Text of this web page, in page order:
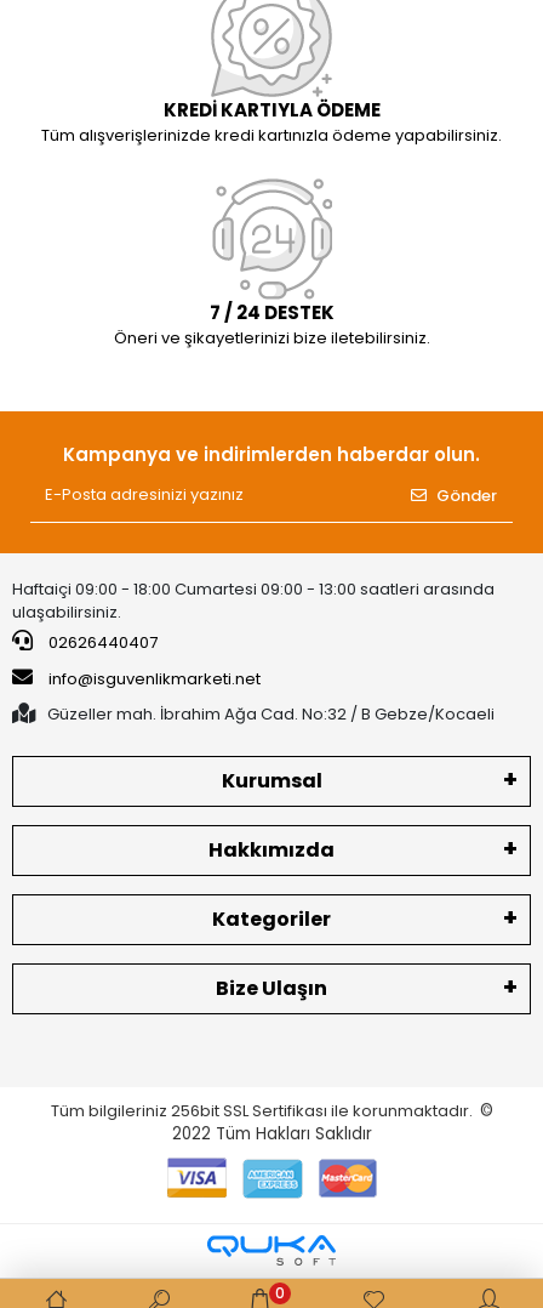
KREDİ KARTIYLA ÖDEME
Tüm alışverişlerinizde kredi kartınızla ödeme yapabilirsiniz.
7 / 24 DESTEK
Öneri ve şikayetlerinizi bize iletebilirsiniz.
Kampanya ve indirimlerden haberdar olun.
Gönder
Haftaiçi 09:00 - 18:00 Cumartesi 09:00 - 13:00 saatleri arasında
ulaşabilirsiniz.
02626440407
info@isguvenlikmarketi.net
Güzeller mah. İbrahim Ağa Cad. No:32 / B Gebze/Kocaeli
Kurumsal
Hakkımızda
Kategoriler
Bize Ulaşın
Tüm bilgileriniz 256bit SSL Sertifikası ile korunmaktadır. ©
2022 Tüm Hakları Saklıdır
0